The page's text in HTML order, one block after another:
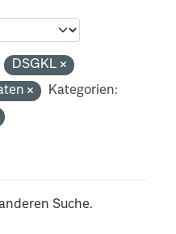
DSGKL
Kategorien:
Suche.